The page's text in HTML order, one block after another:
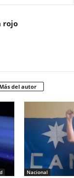
rojo
Más del autor
Nacional